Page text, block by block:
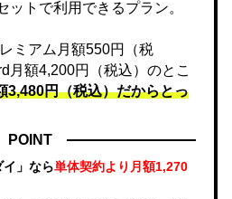
ットで利用できるプラン。
ミアム月額550円（税
月額4,200円（税込）のとこ
3,480円（税込）だからとっ
POINT
」なら単体契約より月額1,270